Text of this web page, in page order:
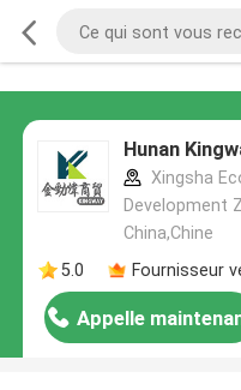
Hunan
Xingsha
Development
China,Chine
5.0
Fournisseur
Appelle